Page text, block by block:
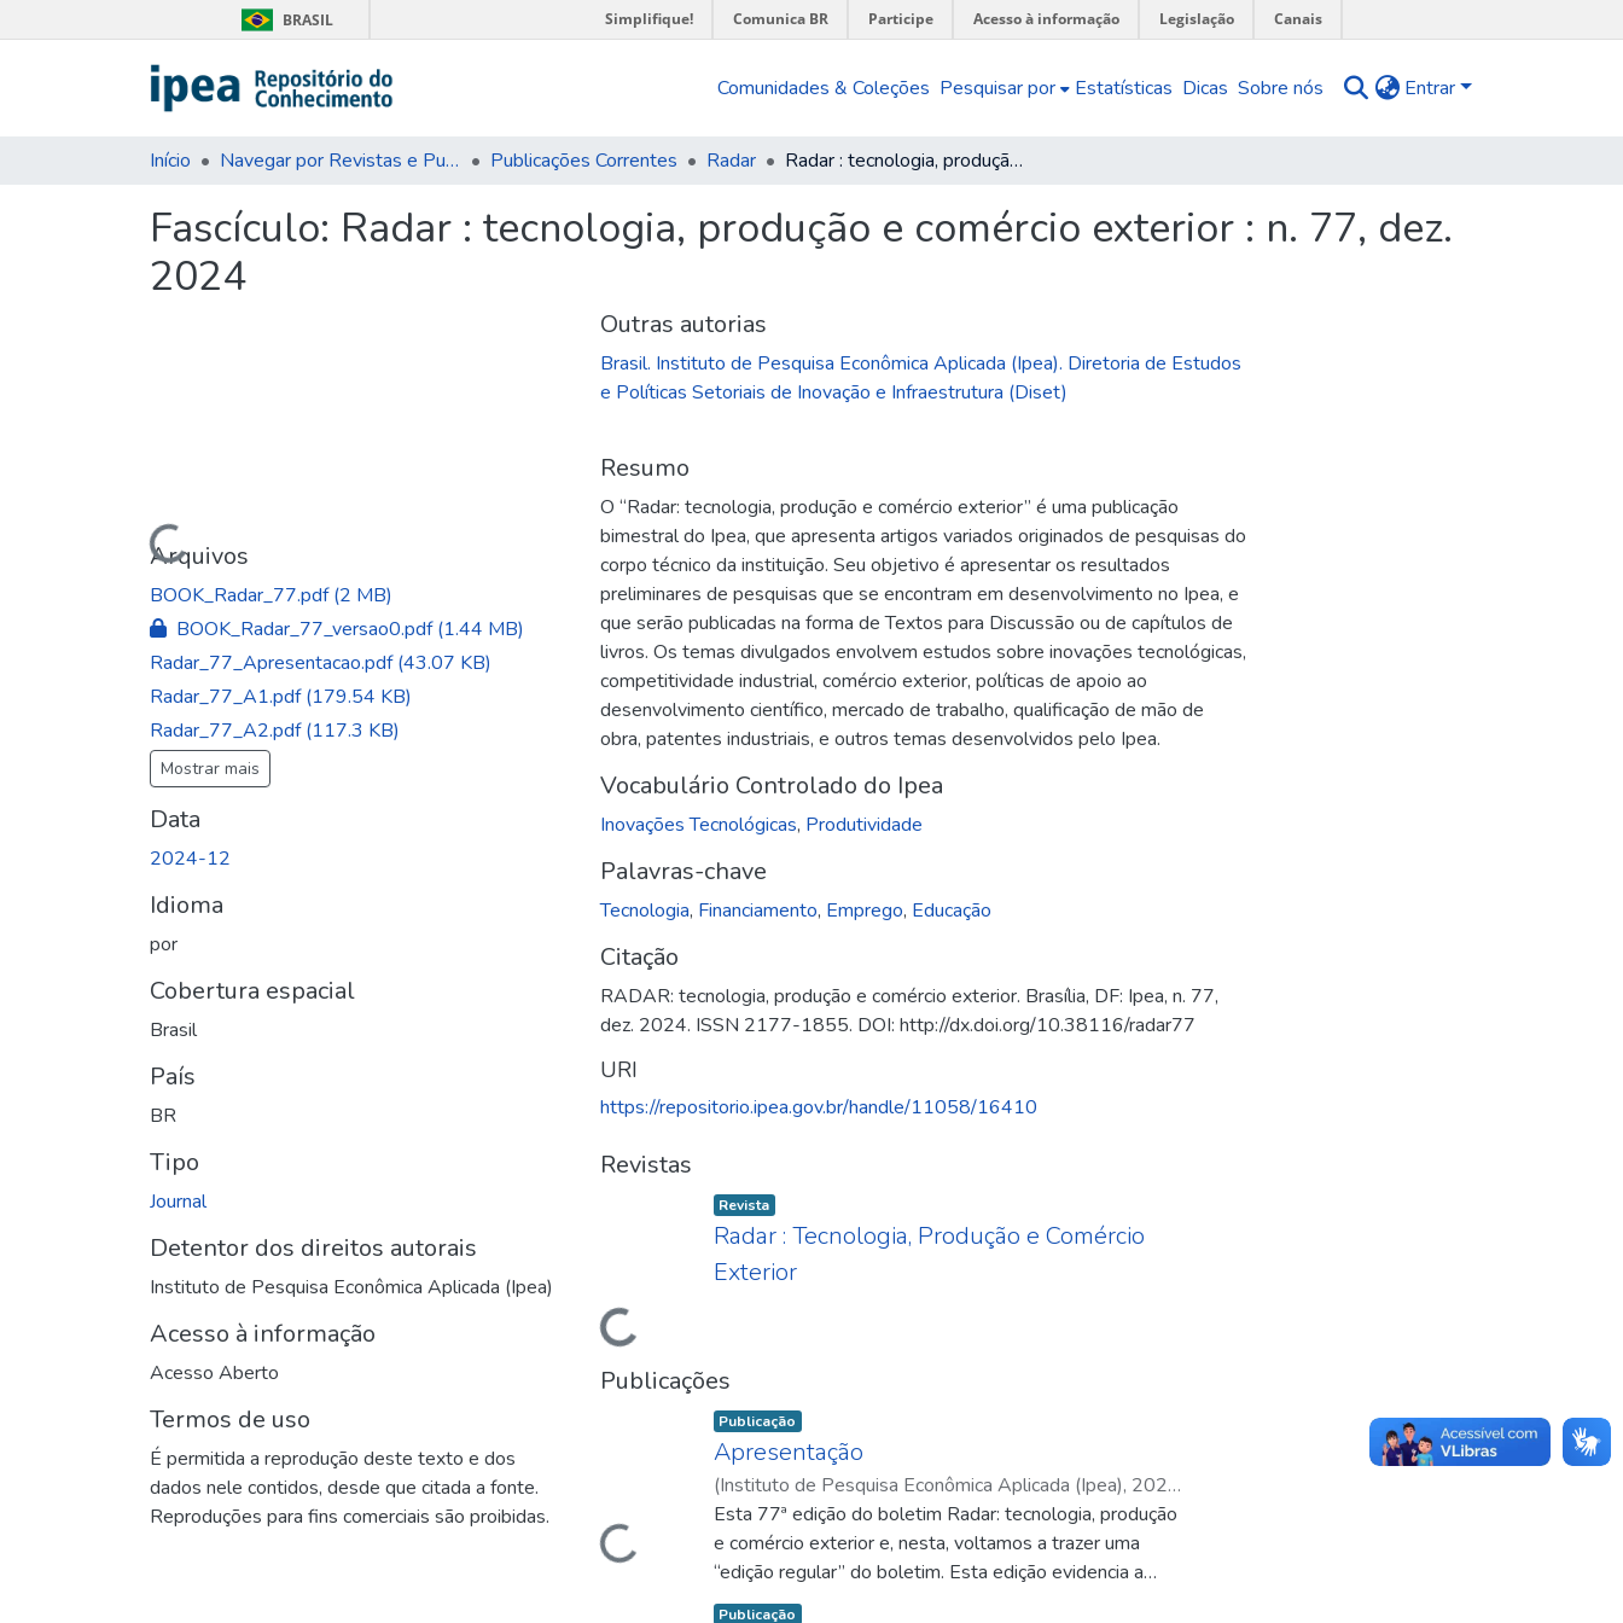
BRASIL Simplifique! Comunica BR Participe Acesso à informação Legislação Canais
Comunidades & Coleções Pesquisar por Estatísticas Dicas Sobre nós Entrar
Início Navegar por Revistas e Publicações Seriadas Publicações Correntes Radar Radar : tecnologia, produção e comércio exterior : n. 77, dez. 2024
Fascículo: Radar : tecnologia, produção e comércio exterior : n. 77, dez.
2024
Carregando...
Arquivos
BOOK_Radar_77.pdf(2 MB)
BOOK_Radar_77_versao0.pdf(1.44 MB)
Radar_77_Apresentacao.pdf(43.07 KB)
Radar_77_A1.pdf(179.54 KB)
Radar_77_A2.pdf(117.3 KB)
Mostrar mais
Data
2024-12
Idioma
por
Cobertura espacial
Brasil
País
BR
Tipo
Journal
Detentor dos direitos autorais
Instituto de Pesquisa Econômica Aplicada (Ipea)
Acesso à informação
Acesso Aberto
Termos de uso
É permitida a reprodução deste texto e dos
dados nele contidos, desde que citada a fonte.
Reproduções para fins comerciais são proibidas.
Outras autorias
Brasil. Instituto de Pesquisa Econômica Aplicada (Ipea). Diretoria de Estudos
e Políticas Setoriais de Inovação e Infraestrutura (Diset)
Resumo
O “Radar: tecnologia, produção e comércio exterior” é uma publicação
bimestral do Ipea, que apresenta artigos variados originados de pesquisas do
corpo técnico da instituição. Seu objetivo é apresentar os resultados
preliminares de pesquisas que se encontram em desenvolvimento no Ipea, e
que serão publicadas na forma de Textos para Discussão ou de capítulos de
livros. Os temas divulgados envolvem estudos sobre inovações tecnológicas,
competitividade industrial, comércio exterior, políticas de apoio ao
desenvolvimento científico, mercado de trabalho, qualificação de mão de
obra, patentes industriais, e outros temas desenvolvidos pelo Ipea.
Vocabulário Controlado do Ipea
Inovações Tecnológicas, Produtividade
Palavras-chave
Tecnologia, Financiamento, Emprego, Educação
Citação
RADAR: tecnologia, produção e comércio exterior. Brasília, DF: Ipea, n. 77,
dez. 2024. ISSN 2177-1855. DOI: http://dx.doi.org/10.38116/radar77
URI
https://repositorio.ipea.gov.br/handle/11058/16410
Revistas
Carregando...
Item type:
Revista ,
Radar : Tecnologia, Produção e Comércio
Exterior
Publicações
Carregando...
Item type:
Publicação ,
Apresentação
(Instituto de Pesquisa Econômica Aplicada (Ipea), 2024-
12)Nogueira, Mauro Oddo
Esta 77ª edição do boletim Radar: tecnologia, produção
e comércio exterior e, nesta, voltamos a trazer uma
“edição regular” do boletim. Esta edição evidencia a
natureza multidisciplinar e transversal que caracteriza
Item type:
Publicação ,